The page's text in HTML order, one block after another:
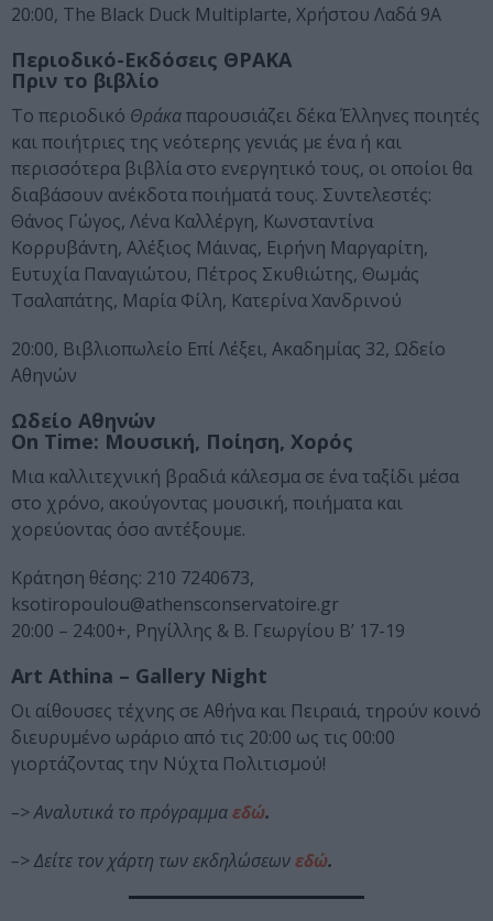
20:00, The Black Duck Multiplarte, Χρήστου Λαδά 9A
Περιοδικό-Εκδόσεις ΘΡΑΚΑ
Πριν το βιβλίο
Το περιοδικό Θράκαπαρουσιάζει δέκα Έλληνες ποιητές
και ποιήτριες της νεότερης γενιάς με ένα ή και
περισσότερα βιβλία στο ενεργητικό τους, οι οποίοι θα
διαβάσουν ανέκδοτα ποιήματά τους. Συντελεστές:
Θάνος Γώγος, Λένα Καλλέργη, Κωνσταντίνα
Κορρυβάντη, Αλέξιος Μάινας, Ειρήνη Μαργαρίτη,
Ευτυχία Παναγιώτου, Πέτρος Σκυθιώτης, Θωμάς
Τσαλαπάτης, Μαρία Φίλη, Κατερίνα Χανδρινού
20:00, Βιβλιοπωλείο Επί Λέξει, Ακαδημίας 32, Ωδείο
Αθηνών
Ωδείο Αθηνών
On Time: Μουσική, Ποίηση, Χορός
Μια καλλιτεχνική βραδιά κάλεσμα σε ένα ταξίδι μέσα
στο χρόνο, ακούγοντας μουσική, ποιήματα και
χορεύοντας όσο αντέξουμε.
Κράτηση θέσης: 210 7240673,
ksotiropoulou@athensconservatoire.gr
20:00 – 24:00+, Ρηγίλλης & Β. Γεωργίου B’ 17-19
Art Athina – Gallery Night
Οι αίθουσες τέχνης σε Αθήνα και Πειραιά, τηρούν κοινό
διευρυμένο ωράριο από τις 20:00 ως τις 00:00
γιορτάζοντας την Νύχτα Πολιτισμού!
–> Αναλυτικά το πρόγραμμαεδώ.
–> Δείτε τον χάρτη των εκδηλώσεωνεδώ.